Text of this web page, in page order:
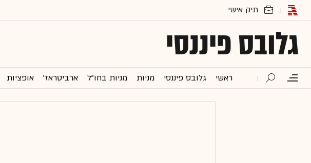
גלובס פיננסי
ראשי גלובס פיננסי מניות מניות בחו"ל ארביטראז' אופציות